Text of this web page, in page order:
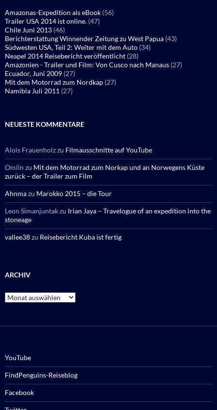
Amazonas-Expedition als eBook (56)
Trailer USA 2014 ist online. (47)
Chile Juni 2013 (46)
Berichterstattung Winnender Zeitung zu West Papua (43)
Südwesten USA, Teil 2: Weiter mit dem Auto (34)
Neapel 2014 Reisebericht veröffentlicht (28)
Amazonien - Trailer und Film: Von Cusco nach Manaus (27)
Ecuador, Juni 2009 (27)
Mit dem Motorrad zum Nordkap (27)
Namibia Juli 2011 (27)
NEUESTE KOMMENTARE
Alois Frauenholzzu Filmausschnitte auf YouTube
Omlin zu Mit dem Motorrad zum Norkap und an Norwegens Küste
zurück – der Trailer zum Film
Ahnmazu Marokko 2015 – die Tour
Leon Simanjuntakzu Irian Jaya – Travelogue of an expedition into the
stoneage
vallee38zu Reisebericht Kuba ist fertig
ARCHIV
Archiv
YouTube
FindPenguins-Reiseblog
Facebook